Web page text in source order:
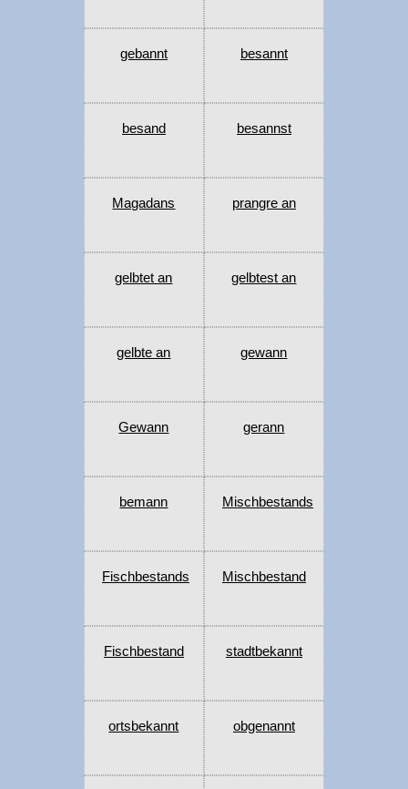
gebannt besannt
besand besannst
Magadans prangre an
gelbtet an gelbtest an
gelbte an gewann
Gewann gerann
bemann Mischbestands
Fischbestands Mischbestand
Fischbestand stadtbekannt
ortsbekannt obgenannt